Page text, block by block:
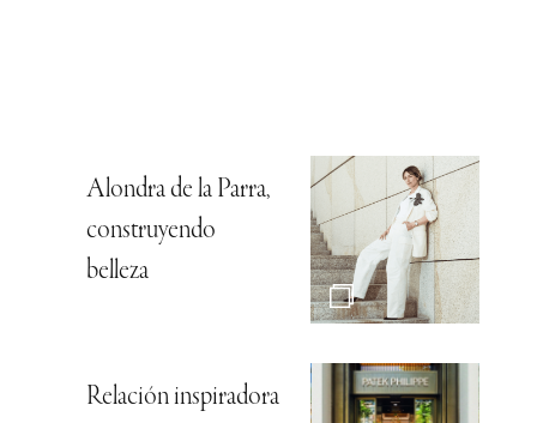
Alondra de la Parra,
construyendo
belleza
Relación inspiradora